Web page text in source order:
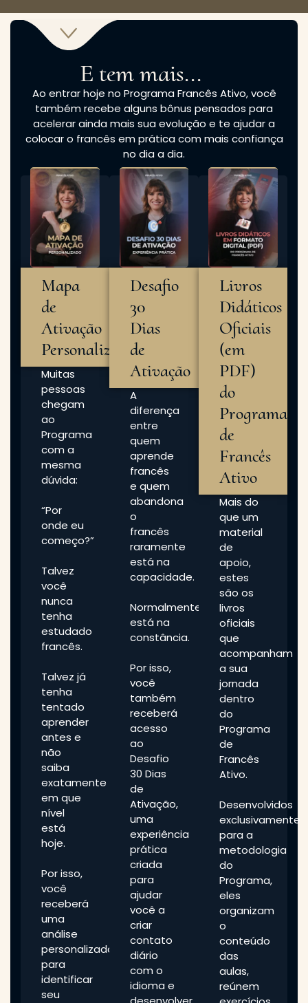
E tem mais...
Ao entrar hoje no Programa Francês Ativo, você
também recebe alguns bônus pensados para
acelerar ainda mais sua evolução e te ajudar a
colocar o francês em prática com mais confiança
no dia a dia.
Mapa
de
Ativação
Personalizado
Muitas
pessoas
chegam
ao
Programa
com a
mesma
dúvida:
“Por
onde eu
começo?”
Talvez
você
nunca
tenha
estudado
francês.
Talvez já
tenha
tentado
aprender
antes e
não
saiba
exatamente
em que
nível
está
hoje.
Por isso,
você
receberá
uma
análise
personalizada
para
identificar
seu
Desafio
30
Dias
de
Ativação
A
diferença
entre
quem
aprende
francês
e quem
abandona
o
francês
raramente
está na
capacidade.
Normalmente
está na
constância.
Por isso,
você
também
receberá
acesso
ao
Desafio
30 Dias
de
Ativação,
uma
experiência
prática
criada
para
ajudar
você a
criar
contato
diário
com o
idioma e
Livros
Didáticos
Oficiais
(em
PDF)
do
Programa
de
Francês
Ativo
Mais do
que um
material
de
apoio,
estes
são os
livros
oficiais
que
acompanham
a sua
jornada
dentro
do
Programa
de
Francês
Ativo.
Desenvolvidos
exclusivamente
para a
metodologia
do
Programa,
eles
organizam
o
conteúdo
das
aulas,
reúnem